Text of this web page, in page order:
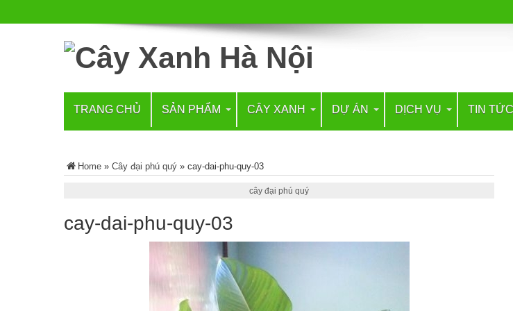
TRANG CHỦ SẢN PHẨM CÂY XANH DỰ ÁN DỊCH VỤ TIN TỨC
Home » Cây đại phú quý » cay-dai-phu-quy-03
cây đại phú quý
cay-dai-phu-quy-03